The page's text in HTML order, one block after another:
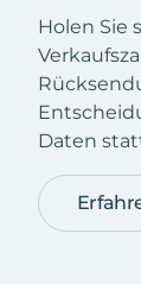
Holen Sie
Daten